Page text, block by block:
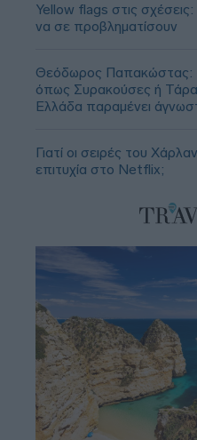
Yellow flags στις σχέσεις:
να σε προβληματίσουν
Θεόδωρος Παπακώστας:
όπως Συρακούσες ή
Ελλάδα παραμένει
Γιατί οι σειρές του
επιτυχία στο Netflix;